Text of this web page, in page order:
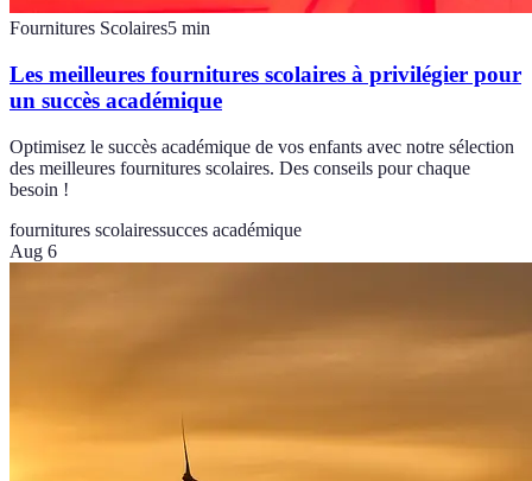
Fournitures Scolaires5 min
Les meilleures fournitures scolaires à privilégier pour
un succès académique
Optimisez le succès académique de vos enfants avec notre sélection
des meilleures fournitures scolaires. Des conseils pour chaque
besoin !
fournitures scolairessucces académique
Aug 6